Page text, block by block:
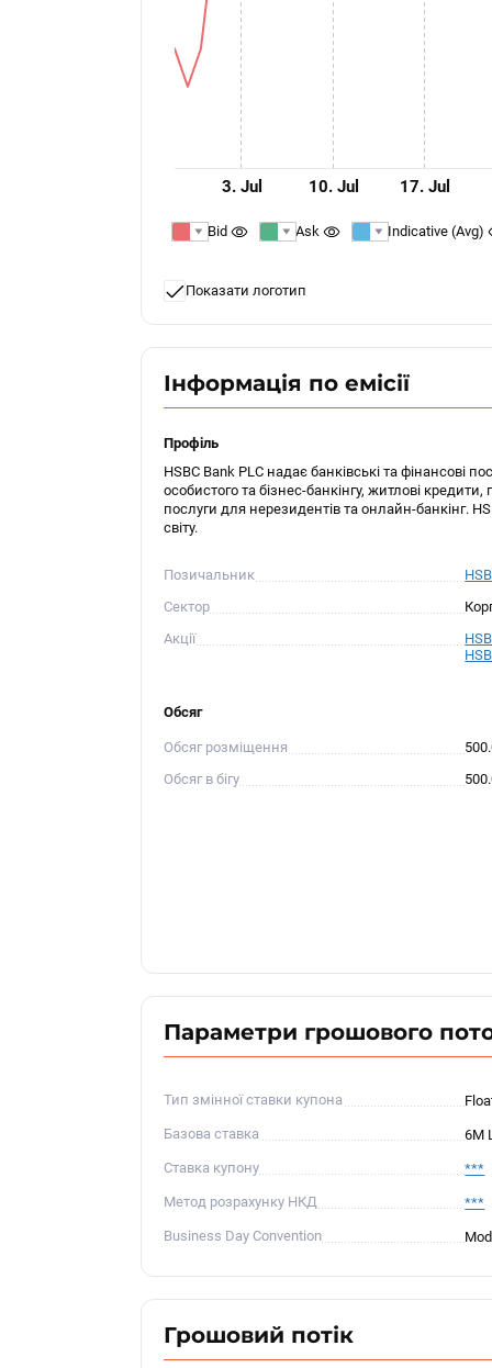
3. Jul 10. Jul 17. Jul
Bid Ask Indicative (Avg)
Показати логотип
Інформація по емісії
Профіль
HSBC Bank PLC надає банківські та фінансові
особистого та бізнес-банкінгу, житлові кредити,
послуги для нерезидентів та онлайн-банкінг.
світу.
Позичальник
Сектор
Акції
Обсяг
Обсяг розміщення
Обсяг в бігу
Параметри грошового
Тип змінної ставки купона
Базова ставка
6M
Ставка купону
***
Метод розрахунку НКД
***
Business Day Convention
Грошовий потік